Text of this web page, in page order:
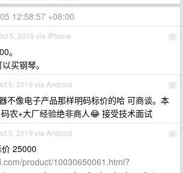
12:58:57 +08:00
1
5, 2019 via iPhone
。
买钢琴。
2
5, 2019 via Android
不像电子产品那样明码标价的哈 可商谈。本
农+大厂经验绝非商人😂 接受技术面试
3
5, 2019 via Android
25000
product/10030650061.html?